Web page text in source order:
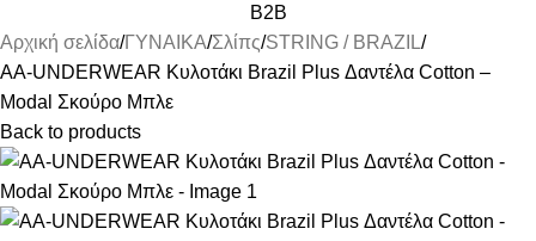
B2B
Αρχική σελίδα ΓΥΝΑΙΚΑ Σλίπς STRING / BRAZIL
AA-UNDERWEAR Κυλοτάκι Brazil Plus Δαντέλα Cotton –
Modal Σκούρο Μπλε
Back to products